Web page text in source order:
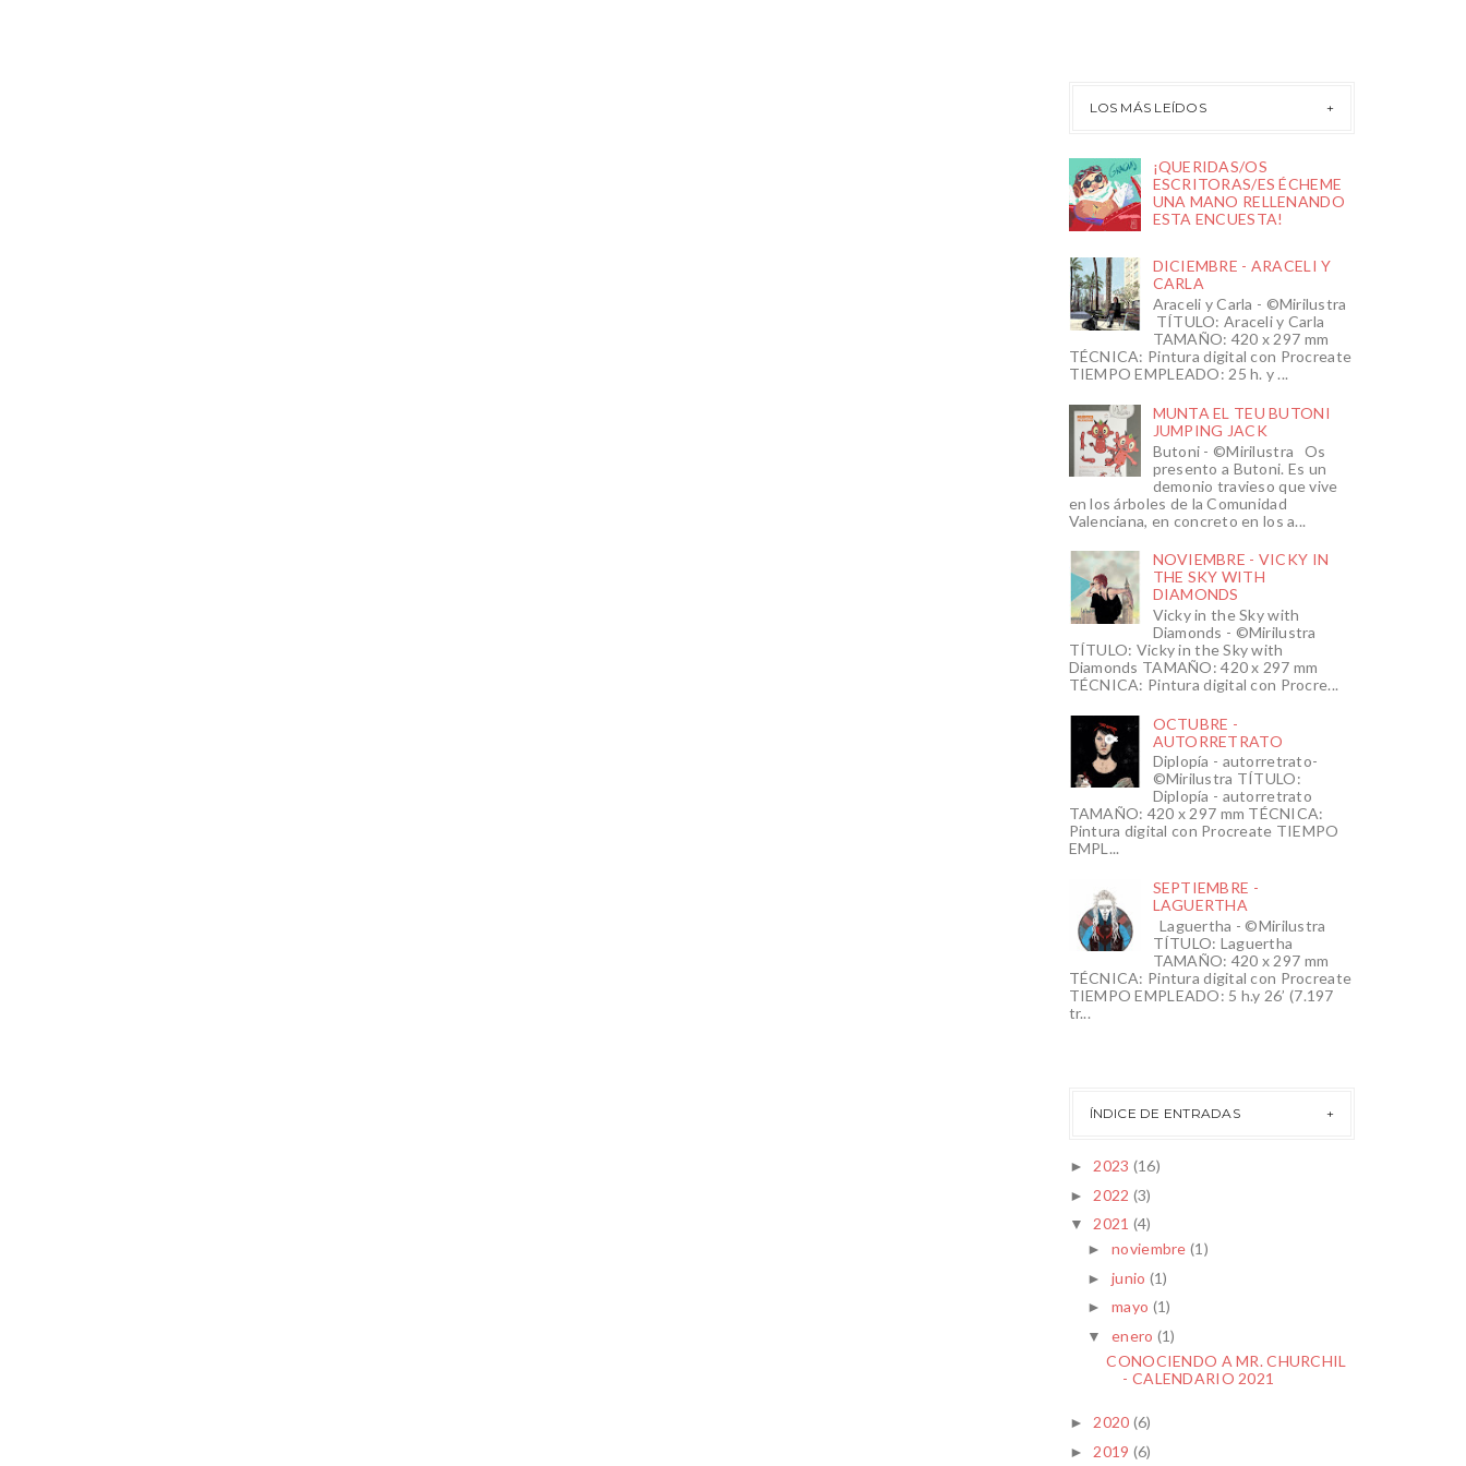
LOS MÁS LEÍDOS
¡QUERIDAS/OS
ESCRITORAS/ES ÉCHEME
UNA MANO RELLENANDO
ESTA ENCUESTA!
DICIEMBRE - ARACELI Y
CARLA
Araceli y Carla - ©Mirilustra
TÍTULO: Araceli y Carla
TAMAÑO: 420 x 297 mm
TÉCNICA: Pintura digital con Procreate
TIEMPO EMPLEADO: 25 h. y ...
MUNTA EL TEU BUTONI
JUMPING JACK
Butoni - ©Mirilustra Os
presento a Butoni. Es un
demonio travieso que vive
en los árboles de la Comunidad
Valenciana, en concreto en los a...
NOVIEMBRE - VICKY IN
THE SKY WITH
DIAMONDS
Vicky in the Sky with
Diamonds - ©Mirilustra
TÍTULO: Vicky in the Sky with
Diamonds TAMAÑO: 420 x 297 mm
TÉCNICA: Pintura digital con Procre...
OCTUBRE -
AUTORRETRATO
Diplopía - autorretrato-
©Mirilustra TÍTULO:
Diplopía - autorretrato
TAMAÑO: 420 x 297 mm TÉCNICA:
Pintura digital con Procreate TIEMPO
EMPL...
SEPTIEMBRE -
LAGUERTHA
Laguertha - ©Mirilustra
TÍTULO: Laguertha
TAMAÑO: 420 x 297 mm
TÉCNICA: Pintura digital con Procreate
TIEMPO EMPLEADO: 5 h.y 26’ (7.197
tr...
ÍNDICE DE ENTRADAS
► 2023 (16)
► 2022 (3)
▼ 2021 (4)
►noviembre (1)
►junio (1)
►mayo (1)
▼enero (1)
CONOCIENDO A MR. CHURCHIL
- CALENDARIO 2021
► 2020 (6)
► 2019 (6)